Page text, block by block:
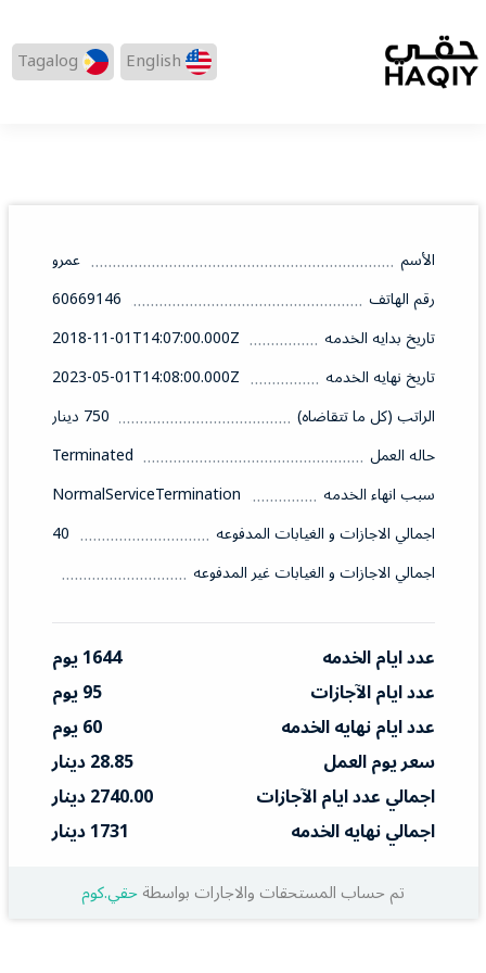
English
Tagalog
الأسم
عمرو
رقم الهاتف
60669146
تاريخ بدايه الخدمه
2018-11-01T14:07:00.000Z
تاريخ نهايه الخدمه
2023-05-01T14:08:00.000Z
الراتب (كل ما تتقاضاه)
750 دينار
حاله العمل
Terminated
سبب انهاء الخدمه
NormalServiceTermination
اجمالي الاجازات و الغيابات المدفوعه
40
اجمالي الاجازات و الغيابات غير المدفوعه
عدد ايام الخدمه
1644 يوم
عدد ايام الآجازات
95 يوم
عدد ايام نهايه الخدمه
60 يوم
سعر يوم العمل
28.85 دينار
اجمالي عدد ايام الآجازات
2740.00 دينار
اجمالي نهايه الخدمه
1731 دينار
تم حساب المستحقات والاجارات بواسطةحقي.كوم